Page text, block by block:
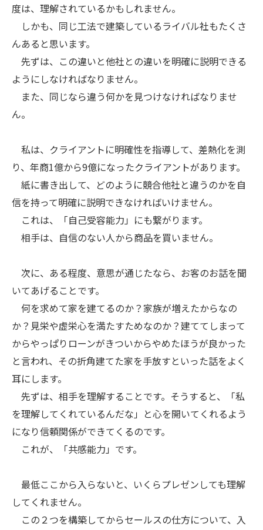
度は、理解されているかもしれません。
しかも、同じ工法で建築しているライバル社もたくさ
んあると思います。
先ずは、この違いと他社との違いを明確に説明できる
ようにしなければなりません。
また、同じなら違う何かを見つけなければなりませ
ん。
私は、クライアントに明確性を指導して、差熱化を測
り、年商1億から9億になったクライアントがあります。
紙に書き出して、どのように競合他社と違うのかを自
信を持って明確に説明できなければいけません。
これは、「自己受容能力」にも繋がります。
相手は、自信のない人から商品を買いません。
次に、ある程度、意思が通じたなら、お客のお話を聞
いてあげることです。
何を求めて家を建てるのか？家族が増えたからなの
か？見栄や虚栄心を満たすためなのか？建ててしまって
からやっぱりローンがきついからやめたほうが良かった
と言われ、その折角建てた家を手放すといった話をよく
耳にします。
先ずは、相手を理解することです。そうすると、「私
を理解してくれているんだな」と心を開いてくれるよう
になり信頼関係ができてくるのです。
これが、「共感能力」です。
最低ここから入らないと、いくらプレゼンしても理解
してくれません。
この２つを構築してからセールスの仕方について、入